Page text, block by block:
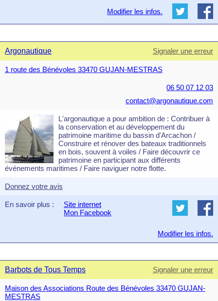
Modifier les infos.
Argonautique Signaler une erreur
1 route des Bénévoles 33470 GUJAN-MESTRAS
06 50 07 12 03
contact@argonautique.com
L'argonautique a pour ambition de : Contribuer à
la conservation et au développement du
patrimoine maritime du bassin d'Arcachon /
Construire et rénover des bateaux traditionnels
en bois, souvent à voiles / Faire découvrir ce
patrimoine en participant aux différents
événements maritimes / Faire naviguer notre flotte.
Donnez votre avis
En savoir plus :
Site internet
Mon Facebook
Modifier les infos.
Barbots de Tous Temps Signaler une erreur
Maison des Associations Route des Bénévoles 33470 GUJAN-
MESTRAS